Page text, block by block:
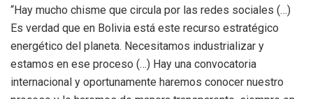
“Hay mucho chisme que circula por las redes sociales (…)
Es verdad que en Bolivia está este recurso estratégico
energético del planeta. Necesitamos industrializar y
estamos en ese proceso (…) Hay una convocatoria
internacional y oportunamente haremos conocer nuestro